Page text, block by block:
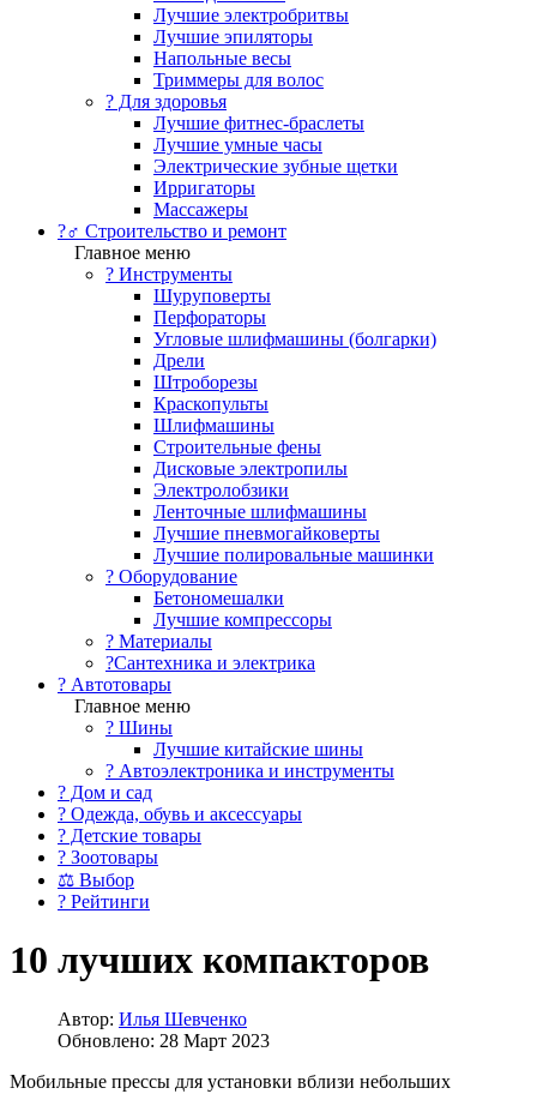
Лучшие электробритвы
Лучшие эпиляторы
Напольные весы
Триммеры для волос
? Для здоровья
Лучшие фитнес-браслеты
Лучшие умные часы
Электрические зубные щетки
Ирригаторы
Массажеры
?‍♂️ Строительство и ремонт
Главное меню
?️ Инструменты
Шуруповерты
Перфораторы
Угловые шлифмашины (болгарки)
Дрели
Штроборезы
Краскопульты
Шлифмашины
Строительные фены
Дисковые электропилы
Электролобзики
Ленточные шлифмашины
Лучшие пневмогайковерты
Лучшие полировальные машинки
?️ Оборудование
Бетономешалки
Лучшие компрессоры
? Материалы
?Сантехника и электрика
? Автотовары
Главное меню
? Шины
Лучшие китайские шины
? Автоэлектроника и инструменты
? Дом и сад
? Одежда, обувь и аксессуары
? Детские товары
? Зоотовары
⚖ Выбор
? Рейтинги
10 лучших компакторов
Автор: Илья Шевченко
Обновлено: 28 Март 2023
Мобильные прессы для установки вблизи небольших